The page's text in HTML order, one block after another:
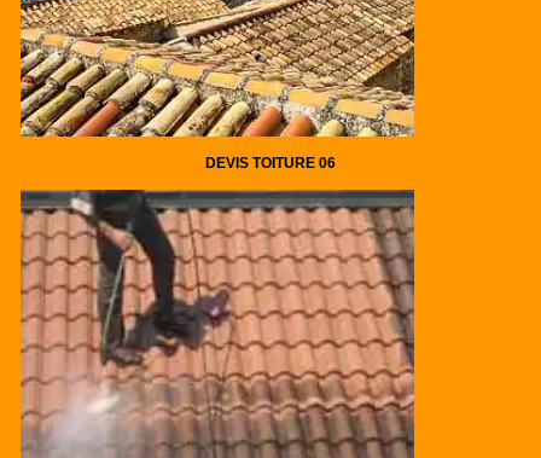
DEVIS TOITURE 06